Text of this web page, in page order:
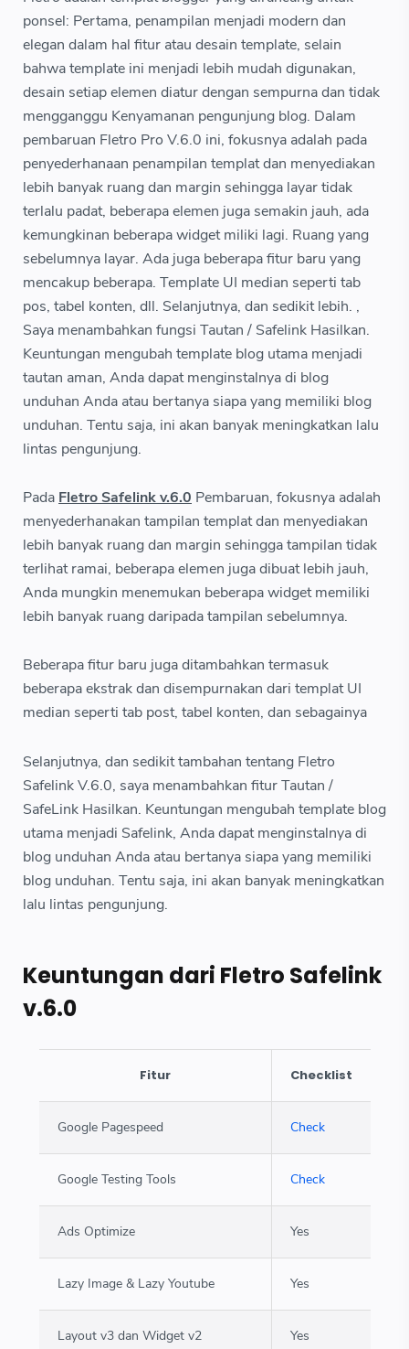
ponsel: Pertama, penampilan menjadi modern dan
elegan dalam hal fitur atau desain template, selain
bahwa template ini menjadi lebih mudah digunakan,
desain setiap elemen diatur dengan sempurna dan tidak
mengganggu Kenyamanan pengunjung blog. Dalam
pembaruan Fletro Pro V.6.0 ini, fokusnya adalah pada
penyederhanaan penampilan templat dan menyediakan
lebih banyak ruang dan margin sehingga layar tidak
terlalu padat, beberapa elemen juga semakin jauh, ada
kemungkinan beberapa widget miliki lagi. Ruang yang
sebelumnya layar. Ada juga beberapa fitur baru yang
mencakup beberapa. Template UI median seperti tab
pos, tabel konten, dll. Selanjutnya, dan sedikit lebih. ,
Saya menambahkan fungsi Tautan / Safelink Hasilkan.
Keuntungan mengubah template blog utama menjadi
tautan aman, Anda dapat menginstalnya di blog
unduhan Anda atau bertanya siapa yang memiliki blog
unduhan. Tentu saja, ini akan banyak meningkatkan lalu
lintas pengunjung.
Pada Fletro Safelink v.6.0 Pembaruan, fokusnya adalah
menyederhanakan tampilan templat dan menyediakan
lebih banyak ruang dan margin sehingga tampilan tidak
terlihat ramai, beberapa elemen juga dibuat lebih jauh,
Anda mungkin menemukan beberapa widget memiliki
lebih banyak ruang daripada tampilan sebelumnya.
Beberapa fitur baru juga ditambahkan termasuk
beberapa ekstrak dan disempurnakan dari templat UI
median seperti tab post, tabel konten, dan sebagainya
Selanjutnya, dan sedikit tambahan tentang Fletro
Safelink V.6.0, saya menambahkan fitur Tautan /
SafeLink Hasilkan. Keuntungan mengubah template blog
utama menjadi Safelink, Anda dapat menginstalnya di
blog unduhan Anda atau bertanya siapa yang memiliki
blog unduhan. Tentu saja, ini akan banyak meningkatkan
lalu lintas pengunjung.
Keuntungan dari Fletro Safelink
v.6.0
Fitur Checklist
Google Pagespeed Check
Google Testing Tools Check
Ads Optimize Yes
Lazy Image & Lazy Youtube Yes
Layout v3 dan Widget v2 Yes